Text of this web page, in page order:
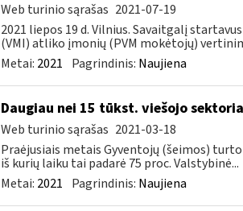
Web turinio sąrašas 2021-07-19
2021 liepos 19 d. Vilnius. Savaitgalį
(VMI) atliko įmonių (PVM mokėtojų)
Metai: 2021 Pagrindinis: Naujiena
Daugiau nei 15 tūkst. viešojo
Web turinio sąrašas 2021-03-18
Praėjusiais metais Gyventojų (šeimos)
iš kurių laiku tai padarė 75 proc. Valstybinė...
Metai: 2021 Pagrindinis: Naujiena